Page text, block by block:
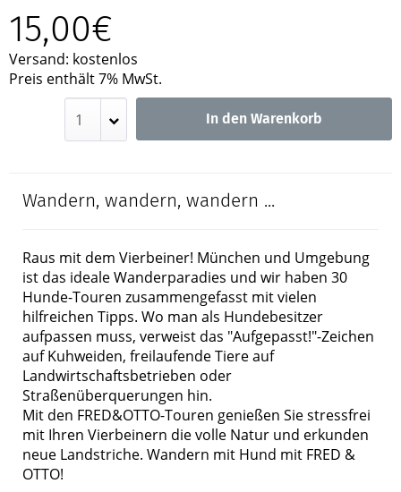
15,00€
Versand: kostenlos
Preis enthält 7% MwSt.
In den Warenkorb
Wandern, wandern, wandern ...
Raus mit dem Vierbeiner! München und Umgebung
ist das ideale Wanderparadies und wir haben 30
Hunde-Touren zusammengefasst mit vielen
hilfreichen Tipps. Wo man als Hundebesitzer
aufpassen muss, verweist das "Aufgepasst!"-Zeichen
auf Kuhweiden, freilaufende Tiere auf
Landwirtschaftsbetrieben oder
Straßenüberquerungen hin.
Mit den FRED&OTTO-Touren genießen Sie stressfrei
mit Ihren Vierbeinern die volle Natur und erkunden
neue Landstriche. Wandern mit Hund mit FRED &
OTTO!